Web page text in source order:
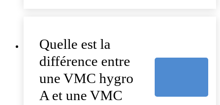
Quelle est la
différence entre
une VMC hygro
A et une VMC